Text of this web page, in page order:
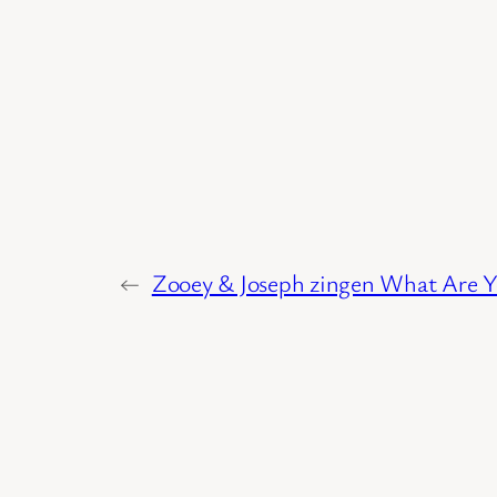
← Zooey & Joseph zingen What Are